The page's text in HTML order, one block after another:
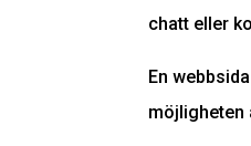
chatt eller
En
möjligheten